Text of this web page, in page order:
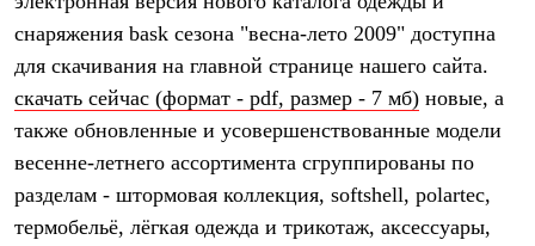
Штормовая одежда
Куртки
Софтшелл одежда
Куртки
Брюки
Куртки
Брюки
снаряжения bask сезона "весна-лето 2009" доступна
для скачивания на главной странице нашего сайта.
скачать сейчас (формат - pdf, размер - 7 мб) новые, а
также обновленные и усовершенствованные модели
весенне-летнего ассортимента сгруппированы по
разделам - штормовая коллекция, softshell, polartec,
термобельё, лёгкая одежда и трикотаж, аксессуары,